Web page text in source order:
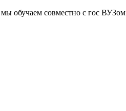
совместно с гос ВУЗом